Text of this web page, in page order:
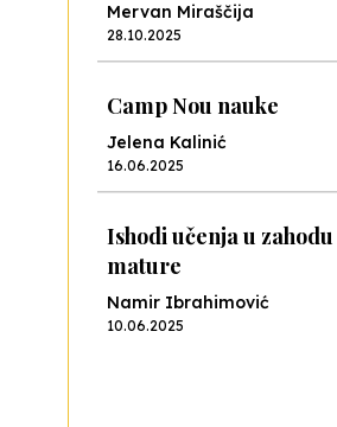
Mervan Miraščija
28.10.2025
Camp Nou nauke
Jelena Kalinić
16.06.2025
Ishodi učenja u zahodu
mature
Namir Ibrahimović
10.06.2025